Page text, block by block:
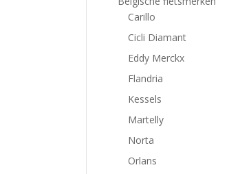
Carillo
Cicli Diamant
Eddy Merckx
Flandria
Kessels
Martelly
Norta
Orlans